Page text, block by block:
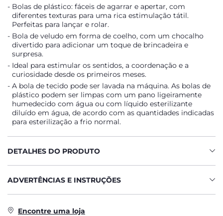
Bolas de plástico: fáceis de agarrar e apertar, com
diferentes texturas para uma rica estimulação tátil.
Perfeitas para lançar e rolar.
Bola de veludo em forma de coelho, com um chocalho
divertido para adicionar um toque de brincadeira e
surpresa.
Ideal para estimular os sentidos, a coordenação e a
curiosidade desde os primeiros meses.
A bola de tecido pode ser lavada na máquina. As bolas de
plástico podem ser limpas com um pano ligeiramente
humedecido com água ou com líquido esterilizante
diluído em água, de acordo com as quantidades indicadas
para esterilização a frio normal.
DETALHES DO PRODUTO
ADVERTÊNCIAS E INSTRUÇÕES
Encontre uma loja